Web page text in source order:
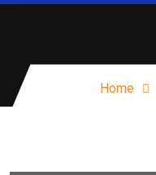
Home